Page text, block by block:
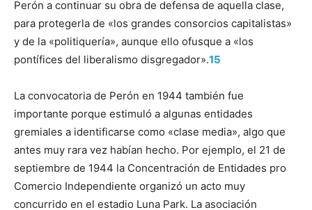
Perón a continuar su obra de defensa de aquella clase,
para protegerla de «los grandes consorcios capitalistas»
y de la «politiquería», aunque ello ofusque a «los
pontífices del liberalismo disgregador».15
La convocatoria de Perón en 1944 también fue
importante porque estimuló a algunas entidades
gremiales a identificarse como «clase media», algo que
antes muy rara vez habían hecho. Por ejemplo, el 21 de
septiembre de 1944 la Concentración de Entidades pro
Comercio Independiente organizó un acto muy
concurrido en el estadio Luna Park. La asociación